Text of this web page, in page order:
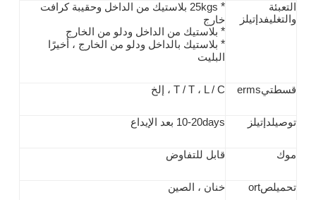
التعبئة
والتغليفد إتيلز
*
25kgs بلاستيك من الداخل وحقيبة كرافت
خارج
* بلاستيك من الداخل ودلو من الخارج
* بلاستيك بالداخل ودلو من الخارج ، أخيرًا
البليت
قسطتيerms T / T ، L / C ، إلخ
توصيلد إتيلز 10-20days بعد الإيداع
موك قابل للتفاوض
تحميلصort خنان ، الصين